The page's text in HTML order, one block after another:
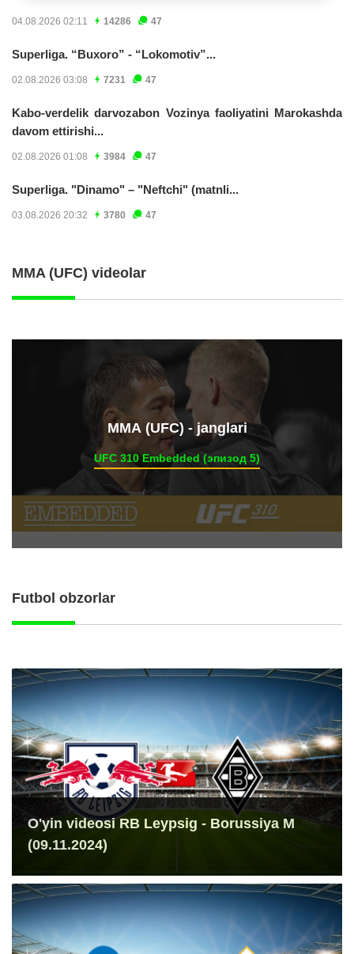
04.08.2026 02:11 14286 47
Superliga. “Buxoro” - “Lokomotiv”...
02.08.2026 03:08 7231 47
Kabo-verdelik darvozabon Vozinya faoliyatini Marokashda
davom ettirishi...
02.08.2026 01:08 3984 47
Superliga. "Dinamo" – "Neftchi" (matnli...
03.08.2026 20:32 3780 47
MMA (UFC) videolar
ММА (UFC) - janglari
UFC 310 Embedded (эпизод 5)
Futbol obzorlar
O'yin videosi RB Leypsig - Borussiya M
(09.11.2024)